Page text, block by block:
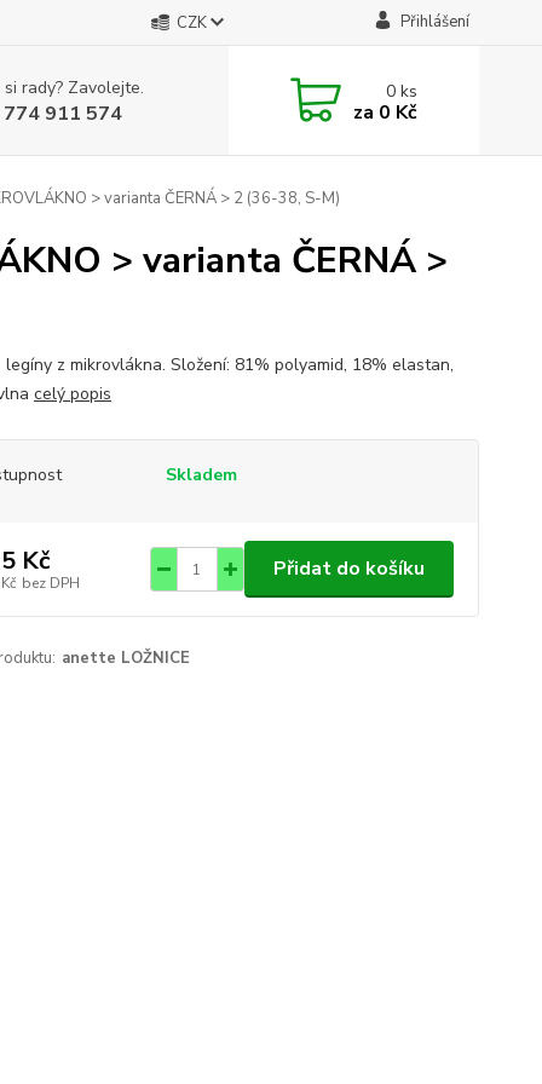
CZK Přihlášení
rady? Zavolejte.
911 574
0ks
za 0 Kč
> varianta ČERNÁ > 2 (36-38, S-M)
> varianta ČERNÁ >
legíny z mikrovlákna. Složení: 81% polyamid, 18% elastan,
celý popis
Skladem
Kč
bez DPH
Přidat do košíku
anette LOŽNICE